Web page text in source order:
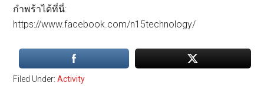
กำพร้าได้ที่นี่:
https://www.facebook.com/n15technology/
Filed Under:Activity